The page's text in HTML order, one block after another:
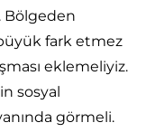
Bölgeden
fark etmez
eklemeliyiz.
sosyal
görmeli.